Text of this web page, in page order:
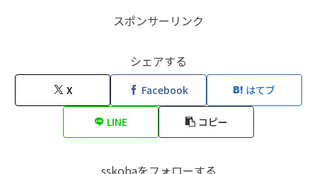
スポンサーリンク
シェアする
X Facebook はてブ
LINE コピー
sskobaをフォローする